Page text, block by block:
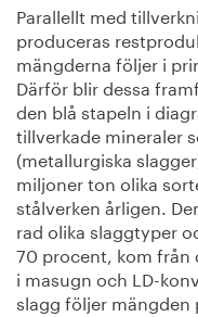
Parallellt med
produceras
mängderna följer i
Därför blir dessa
den blå stapeln i
tillverkade mineraler
(metallurgiska
miljoner ton olika
stålverken årligen.
rad olika slaggtyper
70 procent, kom från
i masugn och LD-
slagg följer mängden